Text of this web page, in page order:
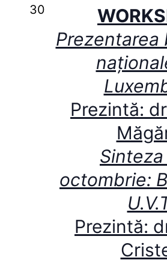
30
Prezintă:
octombrie:
Prezintă: